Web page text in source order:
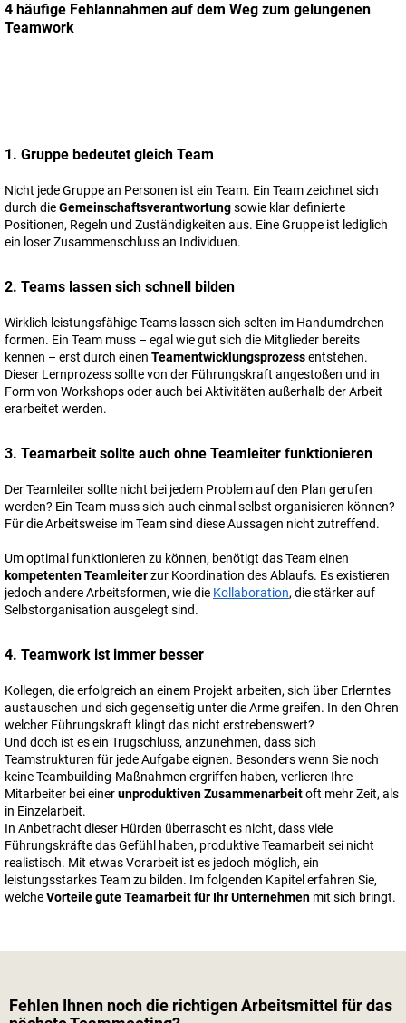
4 häufige Fehlannahmen auf dem Weg zum gelungenen
Teamwork
1. Gruppe bedeutet gleich Team
Nicht jede Gruppe an Personen ist ein Team. Ein Team zeichnet sich
durch dieGemeinschaftsverantwortungsowie klar definierte
Positionen, Regeln und Zuständigkeiten aus. Eine Gruppe ist lediglich
ein loser Zusammenschluss an Individuen.
2. Teams lassen sich schnell bilden
Wirklich leistungsfähige Teams lassen sich selten im Handumdrehen
formen. Ein Team muss – egal wie gut sich die Mitglieder bereits
kennen – erst durch einen Teamentwicklungsprozessentstehen.
Dieser Lernprozess sollte von der Führungskraft angestoßen und in
Form von Workshops oder auch bei Aktivitäten außerhalb der Arbeit
erarbeitet werden.
3. Teamarbeit sollte auch ohne Teamleiter funktionieren
Der Teamleiter sollte nicht bei jedem Problem auf den Plan gerufen
werden? Ein Team muss sich auch einmal selbst organisieren können?
Für die Arbeitsweise im Team sind diese Aussagen nicht zutreffend.
Um optimal funktionieren zu können, benötigt das Team einen
kompetenten Teamleiterzur Koordination des Ablaufs. Es existieren
jedoch andere Arbeitsformen, wie die Kollaboration, die stärker auf
Selbstorganisation ausgelegt sind.
4. Teamwork ist immer besser
Kollegen, die erfolgreich an einem Projekt arbeiten, sich über Erlerntes
austauschen und sich gegenseitig unter die Arme greifen. In den Ohren
welcher Führungskraft klingt das nicht erstrebenswert?
Und doch ist es ein Trugschluss, anzunehmen, dass sich
Teamstrukturen für jede Aufgabe eignen. Besonders wenn Sie noch
keine Teambuilding-Maßnahmen ergriffen haben, verlieren Ihre
Mitarbeiter bei einerunproduktiven Zusammenarbeitoft mehr Zeit, als
in Einzelarbeit.
In Anbetracht dieser Hürden überrascht es nicht, dass viele
Führungskräfte das Gefühl haben, produktive Teamarbeit sei nicht
realistisch. Mit etwas Vorarbeit ist es jedoch möglich, ein
leistungsstarkes Team zu bilden. Im folgenden Kapitel erfahren Sie,
welcheVorteile gute Teamarbeit für Ihr Unternehmen mit sich bringt.
Fehlen Ihnen noch die richtigen Arbeitsmittel für das